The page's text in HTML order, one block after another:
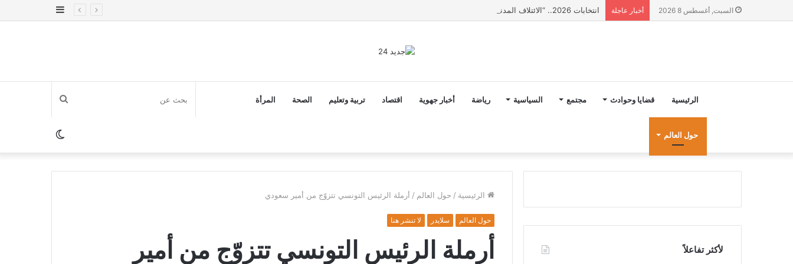
السبت, أغسطس 8 2026 أخبار عاجلة انتخابات 2026.. “الائتلاف المدني من أجل الجبل” يرفع عشرة مطالب أمام الأحزاب لإنصاف المناطق الجبلية
إضافة
الرئيسية قضايا وحوادث مجتمع السياسية رياضة أخبار جهوية اقتصاد تربية وتعليم الصحة المرأة
حول العالم
بحث
عنالوضع
المظلم
الرئيسية / حول العالم / أرملة الرئيس التونسي تتزوّج من أمير سعودي
حول العالم سلايدر لا تنشر هنا
أرملة الرئيس التونسي تتزوّج من أمير
لأكثر تفاعلاً